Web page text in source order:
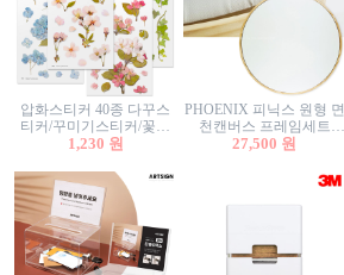
압화스티커 40종 다꾸스
티커/꾸미기스티커/꽃스
티커/압화꽃책갈피/팬시
1,230 원
PHOENIX 피닉스 원형 면
천캔버스 프레임세트
30cm/원형캔버스/플로팅
27,500 원